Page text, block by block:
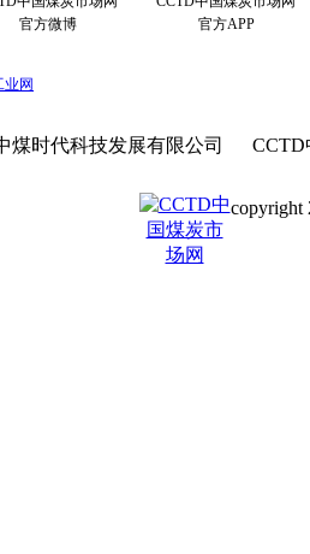
官方微博
官方APP
业网
煤时代科技发展有限公司
copyright